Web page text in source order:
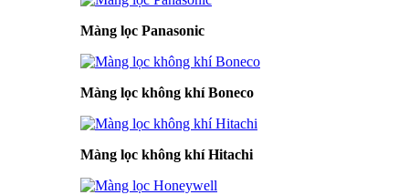
Màng lọc Panasonic
Màng lọc không khí Boneco
Màng lọc không khí Hitachi